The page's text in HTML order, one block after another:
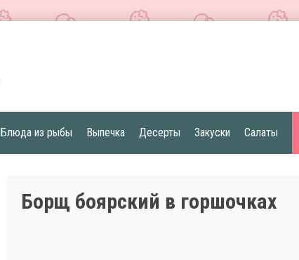
Блюда из рыбы Выпечка Десерты Закуски Салаты
Борщ боярский в горшочках